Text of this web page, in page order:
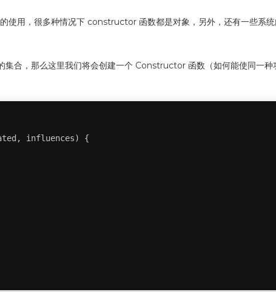
使用，很多种情况下 constructor 函数都是对象，另外，还有一些系
集合，那么这里我们将会创建一个 Constructor 函数（如何能使同一
influences) {